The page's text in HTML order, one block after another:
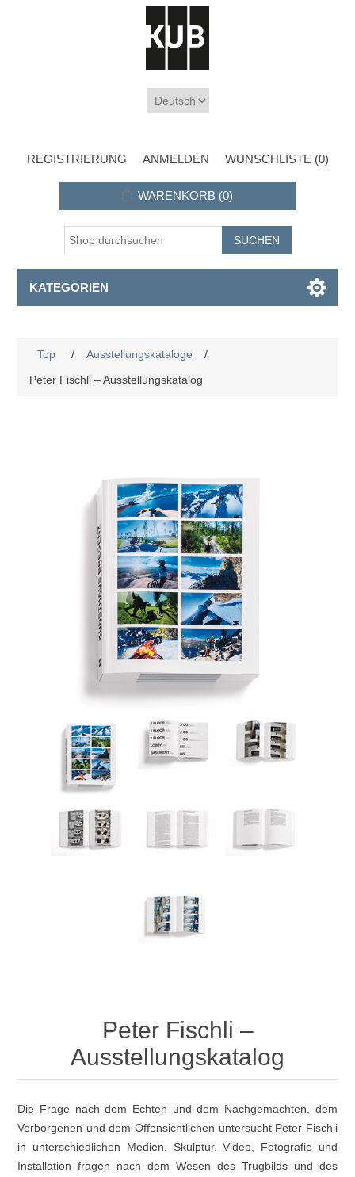
REGISTRIERUNG ANMELDEN WUNSCHLISTE (0)
WARENKORB (0)
KATEGORIEN
Top / Ausstellungskataloge
/
Peter Fischli – Ausstellungskatalog
Peter Fischli –
Ausstellungskatalog
Die Frage nach dem Echten und dem Nachgemachten, dem
Verborgenen und dem Offensichtlichen untersucht Peter Fischli
in unterschiedlichen Medien. Skulptur, Video, Fotografie und
Installation fragen nach dem Wesen des Trugbilds und des